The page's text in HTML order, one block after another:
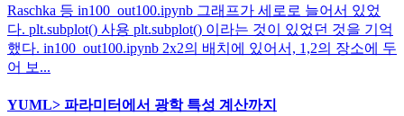
Raschka 등 in100_out100.ipynb 그래프가 세로로 늘어서 있었
다. plt.subplot() 사용 plt.subplot() 이라는 것이 있었던 것을 기억
했다. in100_out100.ipynb 2x2의 배치에 있어서, 1,2의 장소에 두
어 보...
YUML> 파라미터에서 광학 특성 계산까지